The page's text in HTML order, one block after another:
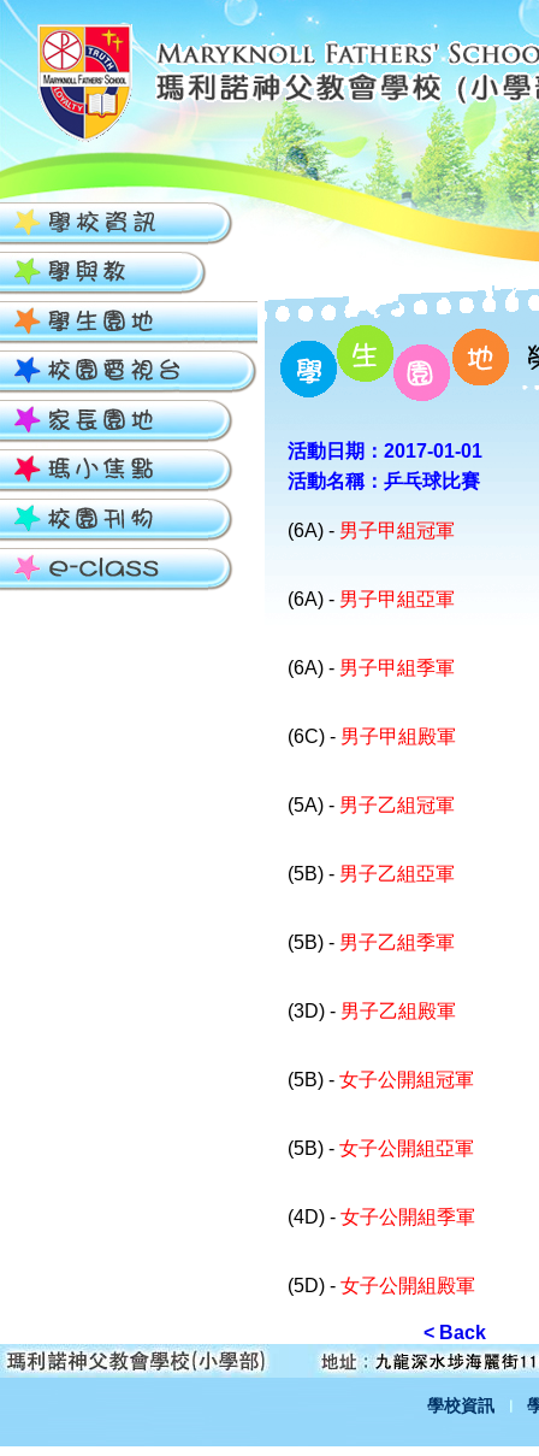
活動日期：2017-01-01
活動名稱：乒乓球比賽
(6A) - 男子甲組冠軍
(6A) - 男子甲組亞軍
(6A) - 男子甲組季軍
(6C) - 男子甲組殿軍
(5A) - 男子乙組冠軍
(5B) - 男子乙組亞軍
(5B) - 男子乙組季軍
(3D) - 男子乙組殿軍
(5B) - 女子公開組冠軍
(5B) - 女子公開組亞軍
(4D) - 女子公開組季軍
(5D) - 女子公開組殿軍
< Back
學校資訊